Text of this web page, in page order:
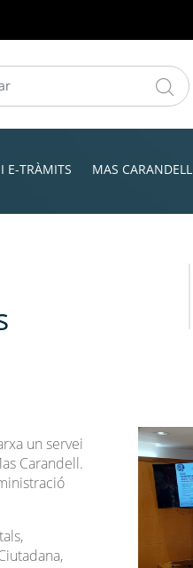
E-TRÀMITS MAS CARANDELL
un servei
Carandell.